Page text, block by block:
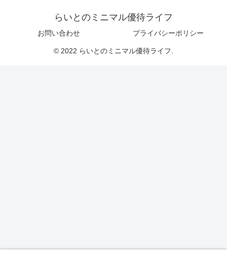
らいとのミニマル優待ライフ
お問い合わせ プライバシーポリシー
© 2022 らいとのミニマル優待ライフ.